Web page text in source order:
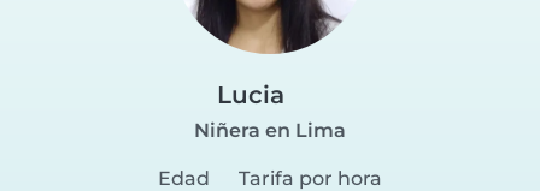
Lucia
Niñera en Lima
Edad
Tarifa por hora